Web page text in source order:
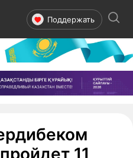
Поддержать
11